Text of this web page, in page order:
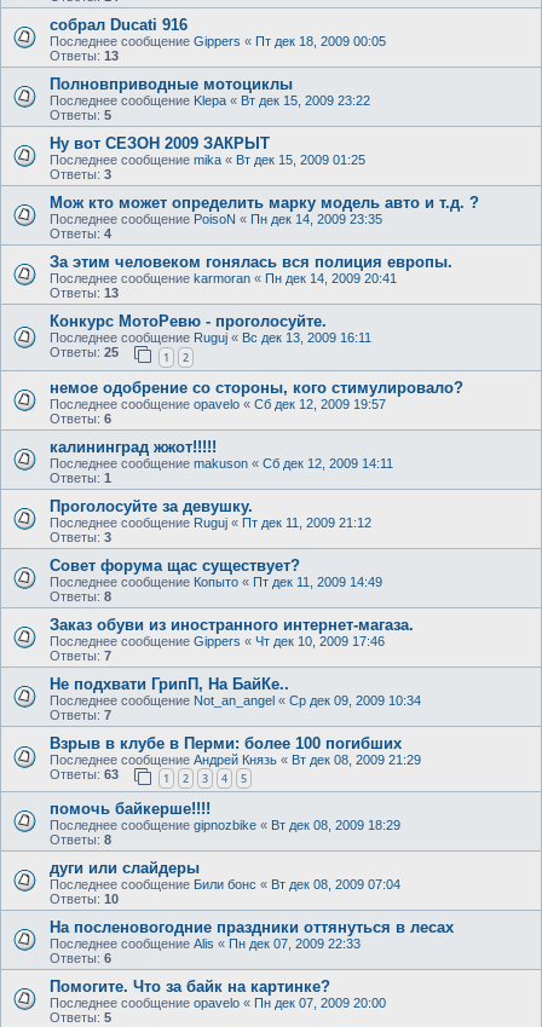
собрал Ducati 916
Последнее сообщение Gippers « Пт дек 18, 2009 00:05
Ответы: 13
Полновприводные мотоциклы
Последнее сообщение Klepa « Вт дек 15, 2009 23:22
Ответы: 5
Ну вот СЕЗОН 2009 ЗАКРЫТ
Последнее сообщение mika « Вт дек 15, 2009 01:25
Ответы: 3
Мож кто может определить марку модель авто и т.д. ?
Последнее сообщение PoisoN « Пн дек 14, 2009 23:35
Ответы: 4
За этим человеком гонялась вся полиция европы.
Последнее сообщение karmoran « Пн дек 14, 2009 20:41
Ответы: 13
Конкурс МотоРевю - проголосуйте.
Последнее сообщение Ruguj « Вс дек 13, 2009 16:11
Ответы: 25 1 2
немое одобрение со стороны, кого стимулировало?
Последнее сообщение opavelo « Сб дек 12, 2009 19:57
Ответы: 6
калининград жжот!!!!!
Последнее сообщение makuson « Сб дек 12, 2009 14:11
Ответы: 1
Проголосуйте за девушку.
Последнее сообщение Ruguj « Пт дек 11, 2009 21:12
Ответы: 3
Совет форума щас существует?
Последнее сообщение Копыто « Пт дек 11, 2009 14:49
Ответы: 8
Заказ обуви из иностранного интернет-магаза.
Последнее сообщение Gippers « Чт дек 10, 2009 17:46
Ответы: 7
Не подхвати ГрипП, На БайКе..
Последнее сообщение Not_an_angel « Ср дек 09, 2009 10:34
Ответы: 7
Взрыв в клубе в Перми: более 100 погибших
Последнее сообщение Андрей Князь « Вт дек 08, 2009 21:29
Ответы: 63 1 2 3 4 5
помочь байкерше!!!!
Последнее сообщение gipnozbike « Вт дек 08, 2009 18:29
Ответы: 8
дуги или слайдеры
Последнее сообщение Били бонс « Вт дек 08, 2009 07:04
Ответы: 10
На посленовогодние праздники оттянуться в лесах
Последнее сообщение Alis « Пн дек 07, 2009 22:33
Ответы: 6
Помогите. Что за байк на картинке?
Последнее сообщение opavelo « Пн дек 07, 2009 20:00
Ответы: 5